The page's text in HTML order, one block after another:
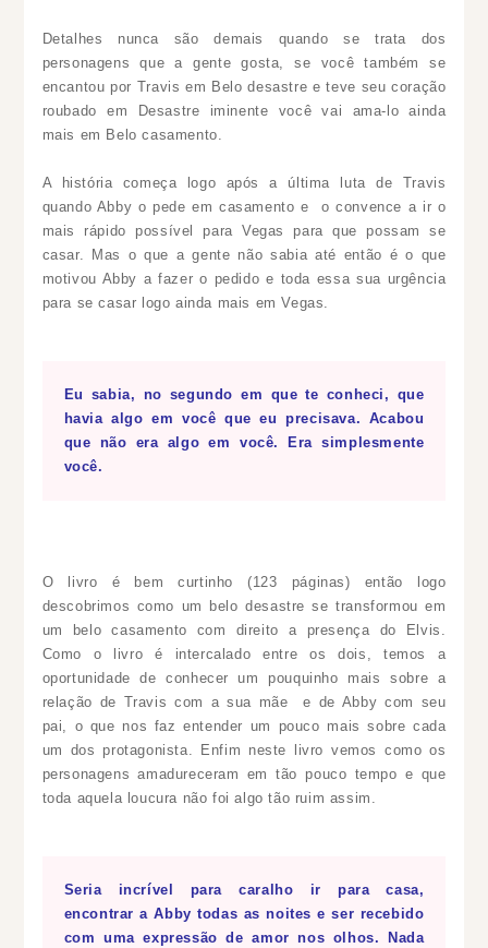
Detalhes nunca são demais quando se trata dos
personagens que a gente gosta, se você também se
encantou por Travis em Belo desastre e teve seu coração
roubado em Desastre iminente você vai ama-lo ainda
mais em Belo casamento.
A história começa logo após a última luta de Travis
quando Abby o pede em casamento e o convence a ir o
mais rápido possível para Vegas para que possam se
casar. Mas o que a gente não sabia até então é o que
motivou Abby a fazer o pedido e toda essa sua urgência
para se casar logo ainda mais em Vegas.
Eu sabia, no segundo em que te conheci, que
havia algo em você que eu precisava. Acabou
que não era algo em você. Era simplesmente
você.
O livro é bem curtinho (123 páginas) então logo
descobrimos como um belo desastre se transformou em
um belo casamento com direito a presença do Elvis.
Como o livro é intercalado entre os dois, temos a
oportunidade de conhecer um pouquinho mais sobre a
relação de Travis com a sua mãe e de Abby com seu
pai, o que nos faz entender um pouco mais sobre cada
um dos protagonista. Enfim neste livro vemos como os
personagens amadureceram em tão pouco tempo e que
toda aquela loucura não foi algo tão ruim assim.
Seria incrível para caralho ir para casa,
encontrar a Abby todas as noites e ser recebido
com uma expressão de amor nos olhos. Nada